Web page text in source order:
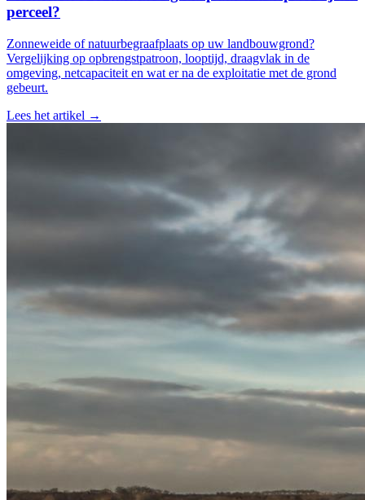
perceel?
Zonneweide of natuurbegraafplaats op uw landbouwgrond?
Vergelijking op opbrengstpatroon, looptijd, draagvlak in de
omgeving, netcapaciteit en wat er na de exploitatie met de grond
gebeurt.
Lees het artikel →